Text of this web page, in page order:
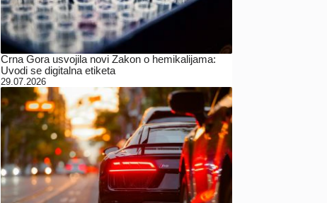
Crna Gora usvojila novi Zakon o hemikalijama:
Uvodi se digitalna etiketa
29.07.2026